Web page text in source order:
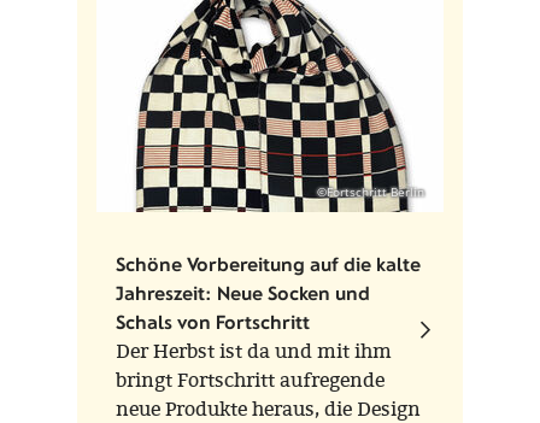
jeder Figur sind die
Einzelstücknummer, die
Auflagenhöhe und das
Herstellungsjahr vermerkt.
©Fortschritt Berlin
Schöne Vorbereitung auf die kalte
Jahreszeit: Neue Socken und
Schals von Fortschritt
Der Herbst ist da und mit ihm
bringt Fortschritt aufregende
neue Produkte heraus, die Design